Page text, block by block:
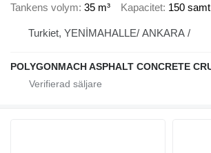
Tankens volym 35 m³ Kapacitet 150 samt
Turkiet, YENİMAHALLE/ ANKARA /